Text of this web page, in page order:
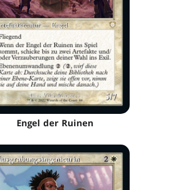
Engel der Ruinen